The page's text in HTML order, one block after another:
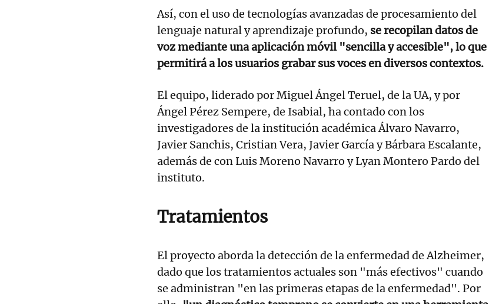
Así, con el uso de tecnologías avanzadas de procesamiento del
lenguaje natural y aprendizaje profundo, se recopilan datos de
voz mediante una aplicación móvil "sencilla y accesible", lo que
permitirá a los usuarios grabar sus voces en diversos contextos.
El equipo, liderado por Miguel Ángel Teruel, de la UA, y por
Ángel Pérez Sempere, de Isabial, ha contado con los
investigadores de la institución académica Álvaro Navarro,
Javier Sanchis, Cristian Vera, Javier García y Bárbara Escalante,
además de con Luis Moreno Navarro y Lyan Montero Pardo del
instituto.
Tratamientos
El proyecto aborda la detección de la enfermedad de Alzheimer,
dado que los tratamientos actuales son "más efectivos" cuando
se administran "en las primeras etapas de la enfermedad". Por